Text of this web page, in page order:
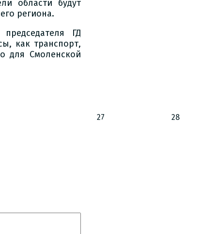
области будут
региона.
ГД
как транспорт,
для Смоленской
27 28